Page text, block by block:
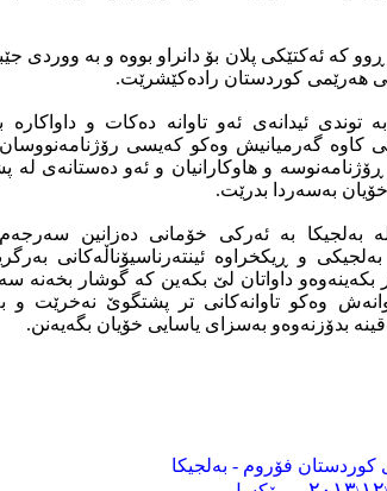
کە ئەکتێکی پلان بۆ دانراو بووە و بە ووردی
هەرێمی کوردستان رادەکێشرێت.
ئیدانەی ئەو تاوانە دەکات و
کاوه‌ گه‌رمیانیش وه‌کو که‌یسى
ڕۆژنامەنوسە و هاوکارانیان و ئەو دەستانەی لە
بەسەردا بدرێت.
بەلجیکا بە ئەرکی خۆمانی دەزانین سەرجەم
و ڕیکخراوە ئینته‌رناسیۆناڵه‌کانی
بکەینەوەو داواتان لێ بکەین کە گوشار بخەنە
وەکو تاوانەکانی تر پشتگوێ نەخرێت و
بدۆزنەوەو بەسزای یاسایی خۆیان بگەیەنن.
کوردستان فۆروم - بەلجیکا